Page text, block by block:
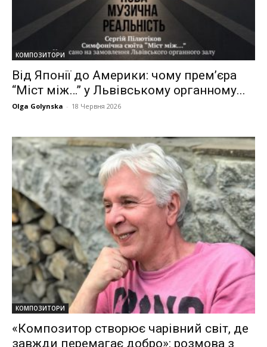
КОМПОЗИТОРИ
Від Японії до Америки: чому прем’єра
“Міст між…” у Львівському органному...
Olga Golynska - 18 Червня 2026
КОМПОЗИТОРИ
«Композитор створює чарівний світ, де
завжди перемагає добро»: розмова з